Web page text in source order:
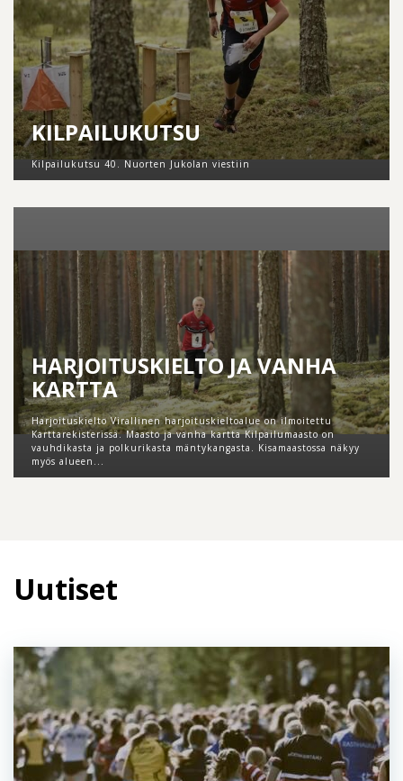
KILPAILUKUTSU
Kilpailukutsu 40. Nuorten Jukolan viestiin
HARJOITUSKIELTO JA VANHA
KARTTA
Harjoituskielto Virallinen harjoituskieltoalue on ilmoitettu
Karttarekisterissä. Maasto ja vanha kartta Kilpailumaasto on
vauhdikasta ja polkurikasta mäntykangasta. Kisamaastossa näkyy
myös alueen...
Uutiset